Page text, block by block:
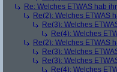
Re: Welches ETWAS hab
Re(2): Welches ETWAS
Re(3): Welches
Re(4): Welches
Re(2): Welches ETWAS
Re(3): Welches
Re(3): Welches
Re(4): Welches